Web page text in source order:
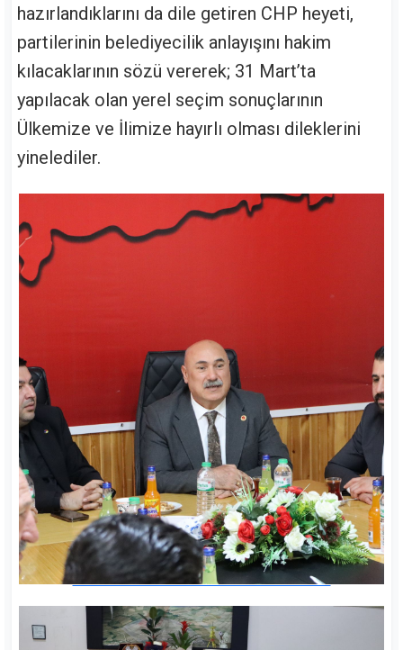
hazırlandıklarını da dile getiren CHP heyeti,
partilerinin belediyecilik anlayışını hakim
kılacaklarının sözü vererek; 31 Mart’ta
yapılacak olan yerel seçim sonuçlarının
Ülkemize ve İlimize hayırlı olması dileklerini
yinelediler.